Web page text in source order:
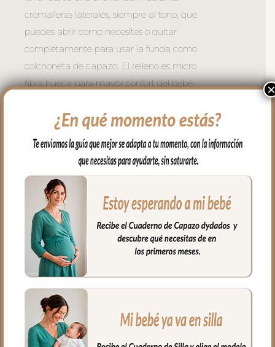
cremalleras laterales, siempre al tono, que
puedes abrir como necesites o quitar
completamente para usar la funda como
colchoneta de capazo. El relleno es micro
fibra hueca para mayor confort del bebé
La funda y la tapa del saco quedan
4. Colcha que va por encima del capazo,
cubriendo la parte de arriba del capazo y
los bordes en lateral, es una colcha
amplia; lacitos en las esquinas para
ajustar a la forma del capazo. En tejido
polipiel bordada; una polipiel sintética
muy suave y agradable
5. Babero o embozo va por encima de la
colcha siempre en el mismo tejido que la
funda y la tapa del saco.
Todas las piezas son independientes para
usar todo el conjunto completo o como
×